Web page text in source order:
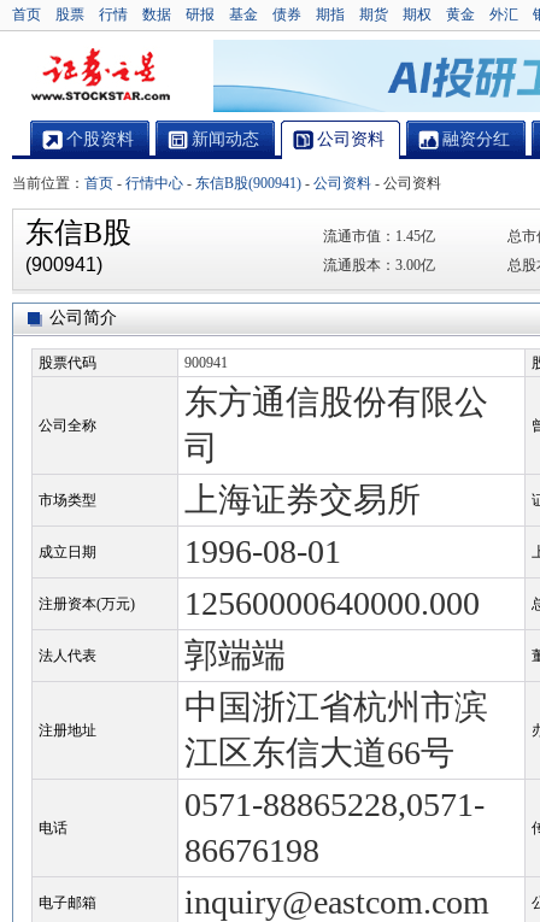
首页 股票 行情 数据 研报 基金 债券 期指 期货 期权 黄金 外汇
个股资料 新闻动态 公司资料 融资分红
当前位置： 首页 - 行情中心 - 东信B股(900941) - 公司资料 - 公司资料
东信B股
(900941)
流通市值： 1.45亿
总市
流通股本： 3.00亿 总股
公司简介
股票代码 900941
公司全称
东方通信股份有限公
司
市场类型 上海证券交易所
成立日期 1996-08-01
注册资本(万元) 12560000640000.000
法人代表 郭端端
注册地址
中国浙江省杭州市滨
江区东信大道66号
电话
0571-88865228,0571-
86676198
电子邮箱 inquiry@eastcom.com